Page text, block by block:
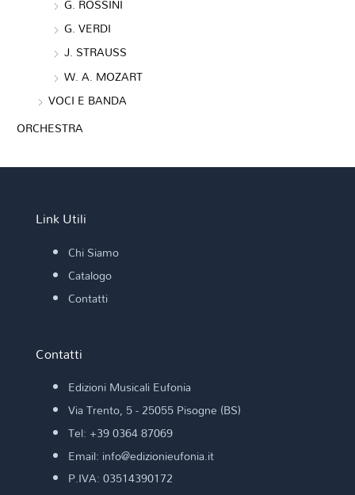
G. VERDI
J. STRAUSS
W. A. MOZART
VOCI E BANDA
ORCHESTRA
Link Utili
Chi Siamo
Catalogo
Contatti
Contatti
Edizioni Musicali Eufonia
Via Trento, 5 - 25055 Pisogne (BS)
Tel: +39 0364 87069
Email: info@edizionieufonia.it
P.IVA: 03514390172